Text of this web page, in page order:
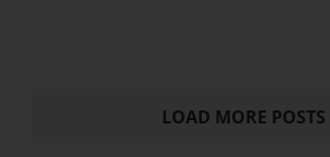
LOAD MORE POSTS